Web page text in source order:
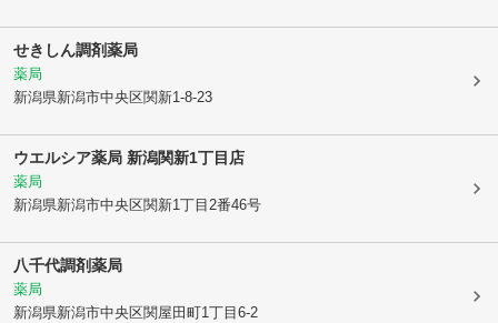
せきしん調剤薬局
薬局
新潟県新潟市中央区関新1-8-23
ウエルシア薬局 新潟関新1丁目店
薬局
新潟県新潟市中央区関新1丁目2番46号
八千代調剤薬局
薬局
新潟県新潟市中央区関屋田町1丁目6-2